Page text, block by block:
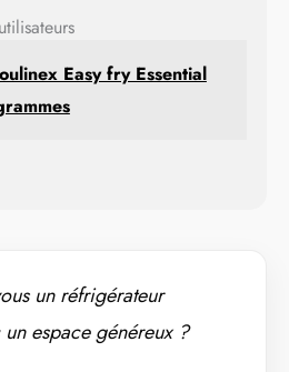
Easy fry Essential
un réfrigérateur
espace généreux ?